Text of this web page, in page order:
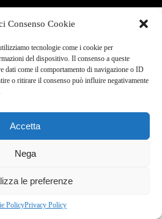
Consenso Cookie
tecnologie come i cookie per
del dispositivo. Il consenso a queste
dati come il comportamento di navigazione o ID
o ritirare il consenso può influire negativamente
Accetta
Nega
le preferenze
PolicyPrivacy Policy